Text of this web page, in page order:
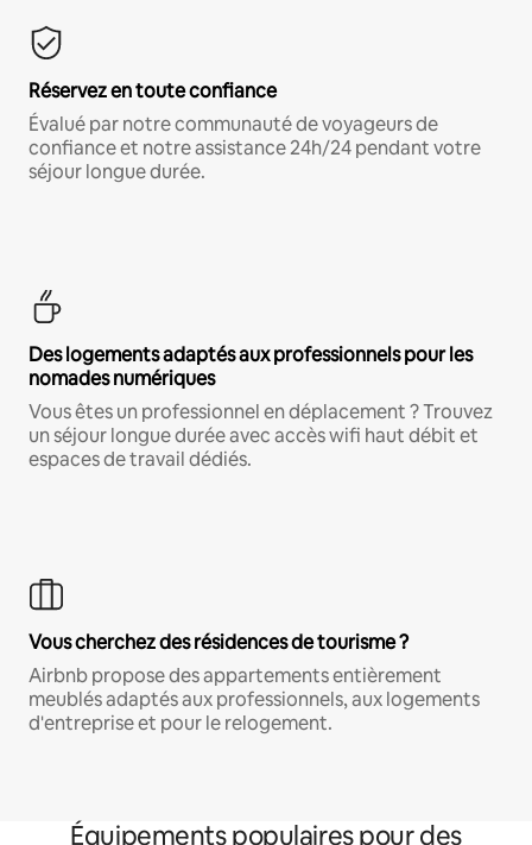
Réservez en toute confiance
Évalué par notre communauté de voyageurs de
confiance et notre assistance 24h/24 pendant votre
séjour longue durée.
Des logements adaptés aux professionnels pour les
nomades numériques
Vous êtes un professionnel en déplacement ? Trouvez
un séjour longue durée avec accès wifi haut débit et
espaces de travail dédiés.
Vous cherchez des résidences de tourisme ?
Airbnb propose des appartements entièrement
meublés adaptés aux professionnels, aux logements
d'entreprise et pour le relogement.
Équipements populaires pour des